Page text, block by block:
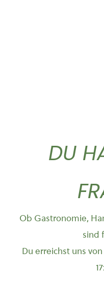
DU
Ob Gastronomie,
sind
Du erreichst uns